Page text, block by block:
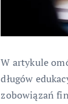
W artykule
długów
zobowiązań